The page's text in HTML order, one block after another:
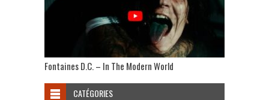
Fontaines D.C. – In The Modern World
CATÉGORIES